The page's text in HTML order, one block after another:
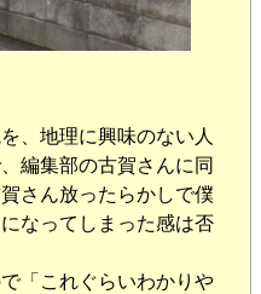
、地理に興味のない人
編集部の古賀さんに同
さん放ったらかしで僕
なってしまった感は否
「これぐらいわかりや